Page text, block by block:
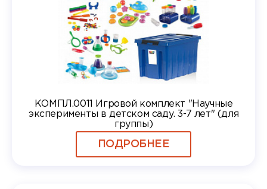
КОМПЛ.0011 Игровой комплект "Научные
эксперименты в детском саду. 3-7 лет" (для
группы)
ПОДРОБНЕЕ